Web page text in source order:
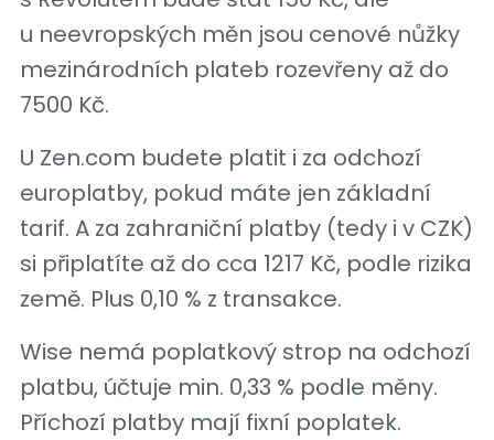
u neevropských měn jsou cenové nůžky
mezinárodních plateb rozevřeny až do
7500 Kč.
U Zen.com budete platit i za odchozí
europlatby, pokud máte jen základní
tarif. A za zahraniční platby (tedy i v CZK)
si připlatíte až do cca 1217 Kč, podle rizika
země. Plus 0,10 % z transakce.
Wise nemá poplatkový strop na odchozí
platbu, účtuje min. 0,33 % podle měny.
Příchozí platby mají fixní poplatek.